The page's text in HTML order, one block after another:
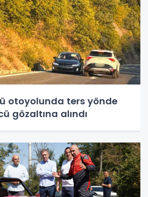
otoyolunda ters yönde
gözaltına alındı